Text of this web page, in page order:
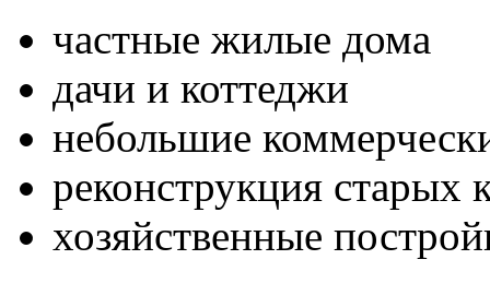
частные жилые дома
дачи и коттеджи
небольшие
реконструкция старых
хозяйственные